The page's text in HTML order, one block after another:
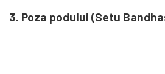
3. Poza podului (Setu